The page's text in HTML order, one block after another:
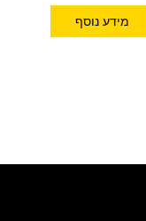
מידע נוסף